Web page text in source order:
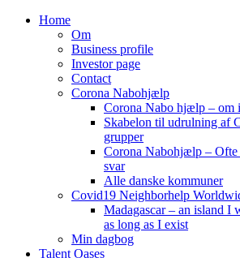
Home
Om
Business profile
Investor page
Contact
Corona Nabohjælp
Corona Nabo hjælp – om
Skabelon til udrulning af
grupper
Corona Nabohjælp – Ofte
svar
Alle danske kommuner
Covid19 Neighborhelp
Madagascar – an island I
as long as I exist
Min dagbog
Talent Oases